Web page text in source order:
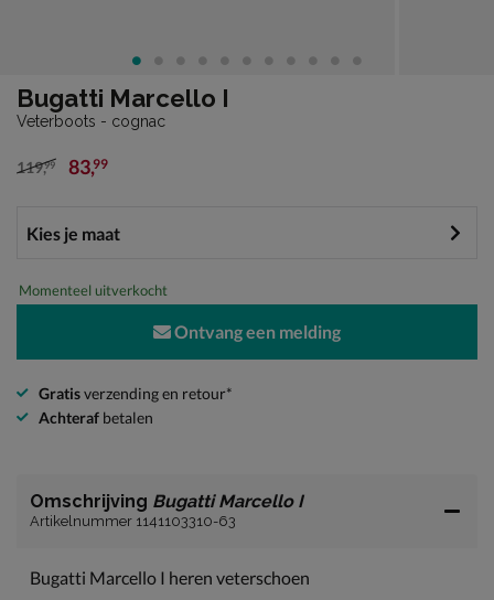
Bugatti Marcello I
Veterboots - cognac
van € 119,99 voor € 83,99
119,99 83,99
Momenteel uitverkocht
Ontvang een melding
Gratisverzending en retour*
Achteraf betalen
Omschrijving Bugatti Marcello I
Artikelnummer 1141103310-63
Bugatti Marcello I heren veterschoen